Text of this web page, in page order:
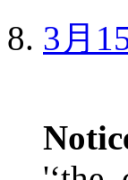
3月